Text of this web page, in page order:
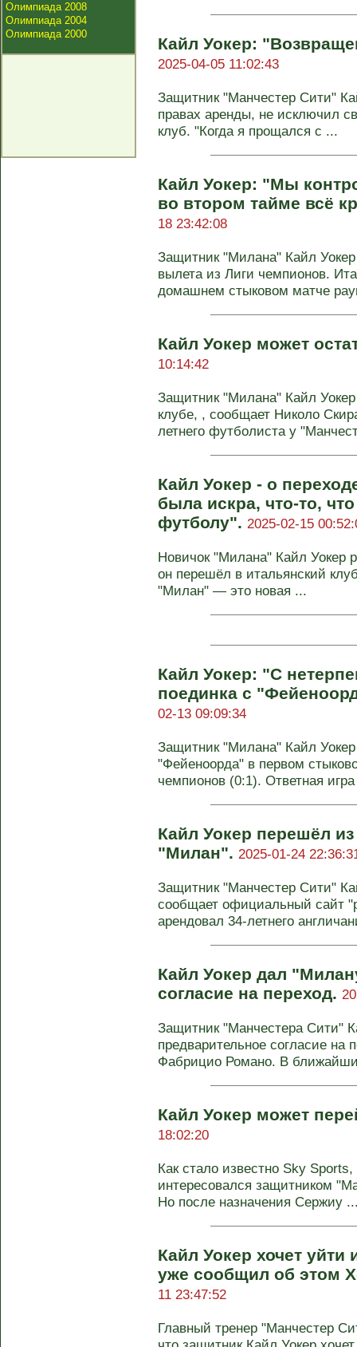
Олимпиада 2008
Олимпиада 2004
Олимпиада 2000
Кайл Уокер:
2025-04-05 11:02:43
Защитник "Манчестер Сити"
правах аренды, не исключил
клуб. "Когда я прощался с ...
Кайл Уокер: "Мы
во втором тайме всё
18 23:42:08
Защитник "Милана" Кайл
вылета из Лиги чемпионов.
домашнем стыковом матче
Кайл Уокер может
10:14:42
Защитник "Милана" Кайл Уокер
клубе, , сообщает Николо
летнего футболиста у
Кайл Уокер - о
была искра, что-то,
футболу". 2025-02-15
Новичок "Милана" Кайл Уокер
он перешёл в итальянский
"Милан" — это новая ...
Кайл Уокер: "С
поединка с
02-13 09:09:34
Защитник "Милана" Кайл
"Фейеноорда" в первом
чемпионов (0:1). Ответная
Кайл Уокер перешёл
"Милан". 2025-01-24
Защитник "Манчестер Сити"
сообщает официальный сайт
арендовал 34-летнего
Кайл Уокер дал
согласие на переход.
Защитник "Манчестера Сити"
предварительное согласие на
Фабрицио Романо. В
Кайл Уокер может
18:02:20
Как стало известно Sky
интересовался защитником
Но после назначения Сержиу
Кайл Уокер хочет
уже сообщил об этом
11 23:47:52
Главный тренер "Манчестер